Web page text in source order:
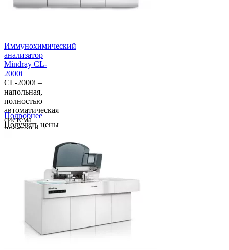
Иммунохимический
анализатор
Mindray CL-
2000i
CL-2000i –
напольная,
полностью
автоматическая
система
простой в
иммунохимический
производительностью
до 240 тестов в
час. Он имеет
Подробнее
Получить цены